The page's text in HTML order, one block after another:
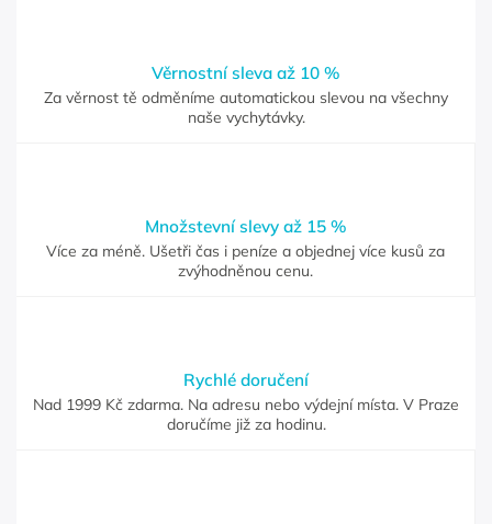
Věrnostní sleva až 10 %
Za věrnost tě odměníme automatickou slevou na všechny
naše vychytávky.
Množstevní slevy až 15 %
Více za méně. Ušetři čas i peníze a objednej více kusů za
zvýhodněnou cenu.
Rychlé doručení
Nad 1999 Kč zdarma. Na adresu nebo výdejní místa. V Praze
doručíme již za hodinu.